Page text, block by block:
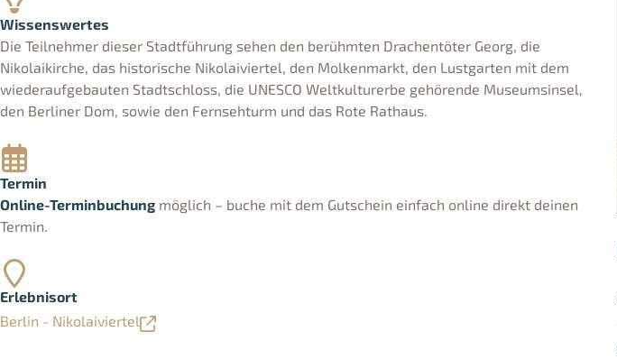
Wissenswertes
Die Teilnehmer dieser Stadtführung sehen den berühmten Drachentöter Georg, die
Nikolaikirche, das historische Nikolaiviertel, den Molkenmarkt, den Lustgarten mit dem
wiederaufgebauten Stadtschloss, die UNESCO Weltkulturerbe gehörende Museumsinsel,
den Berliner Dom, sowie den Fernsehturm und das Rote Rathaus.
Termin
Online-Terminbuchung möglich – buche mit dem Gutschein einfach online direkt deinen
Termin.
Erlebnisort
Berlin - Nikolaiviertel